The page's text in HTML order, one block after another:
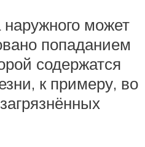
может
попаданием
содержатся
к примеру, во